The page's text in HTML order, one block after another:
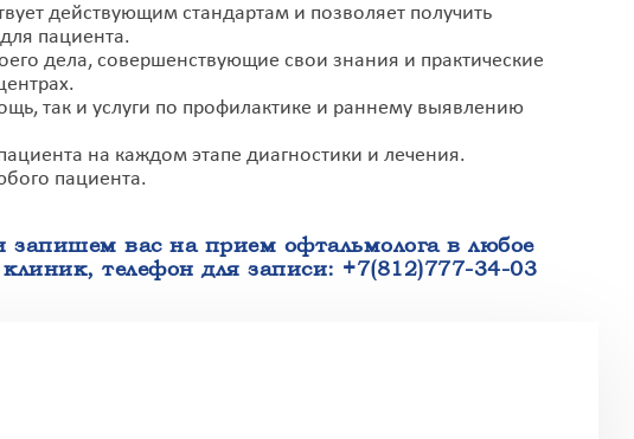
действующим стандартам и позволяет получить
пациента.
дела, совершенствующие свои знания и практические
так и услуги по профилактике и раннему выявлению
на каждом этапе диагностики и лечения.
пациента.
вас на прием офтальмолога в любое
телефон для записи: +7(812)777-34-03